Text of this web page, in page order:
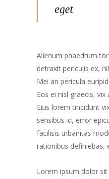
eget
Alienum phaedrum
detraxit periculis ex,
Mei an pericula
Eos ei nisl graecis,
Eius lorem tincidunt
sensibus id, error
facilisis urbanitas
rationibus definiebas,
Lorem ipsum dolor